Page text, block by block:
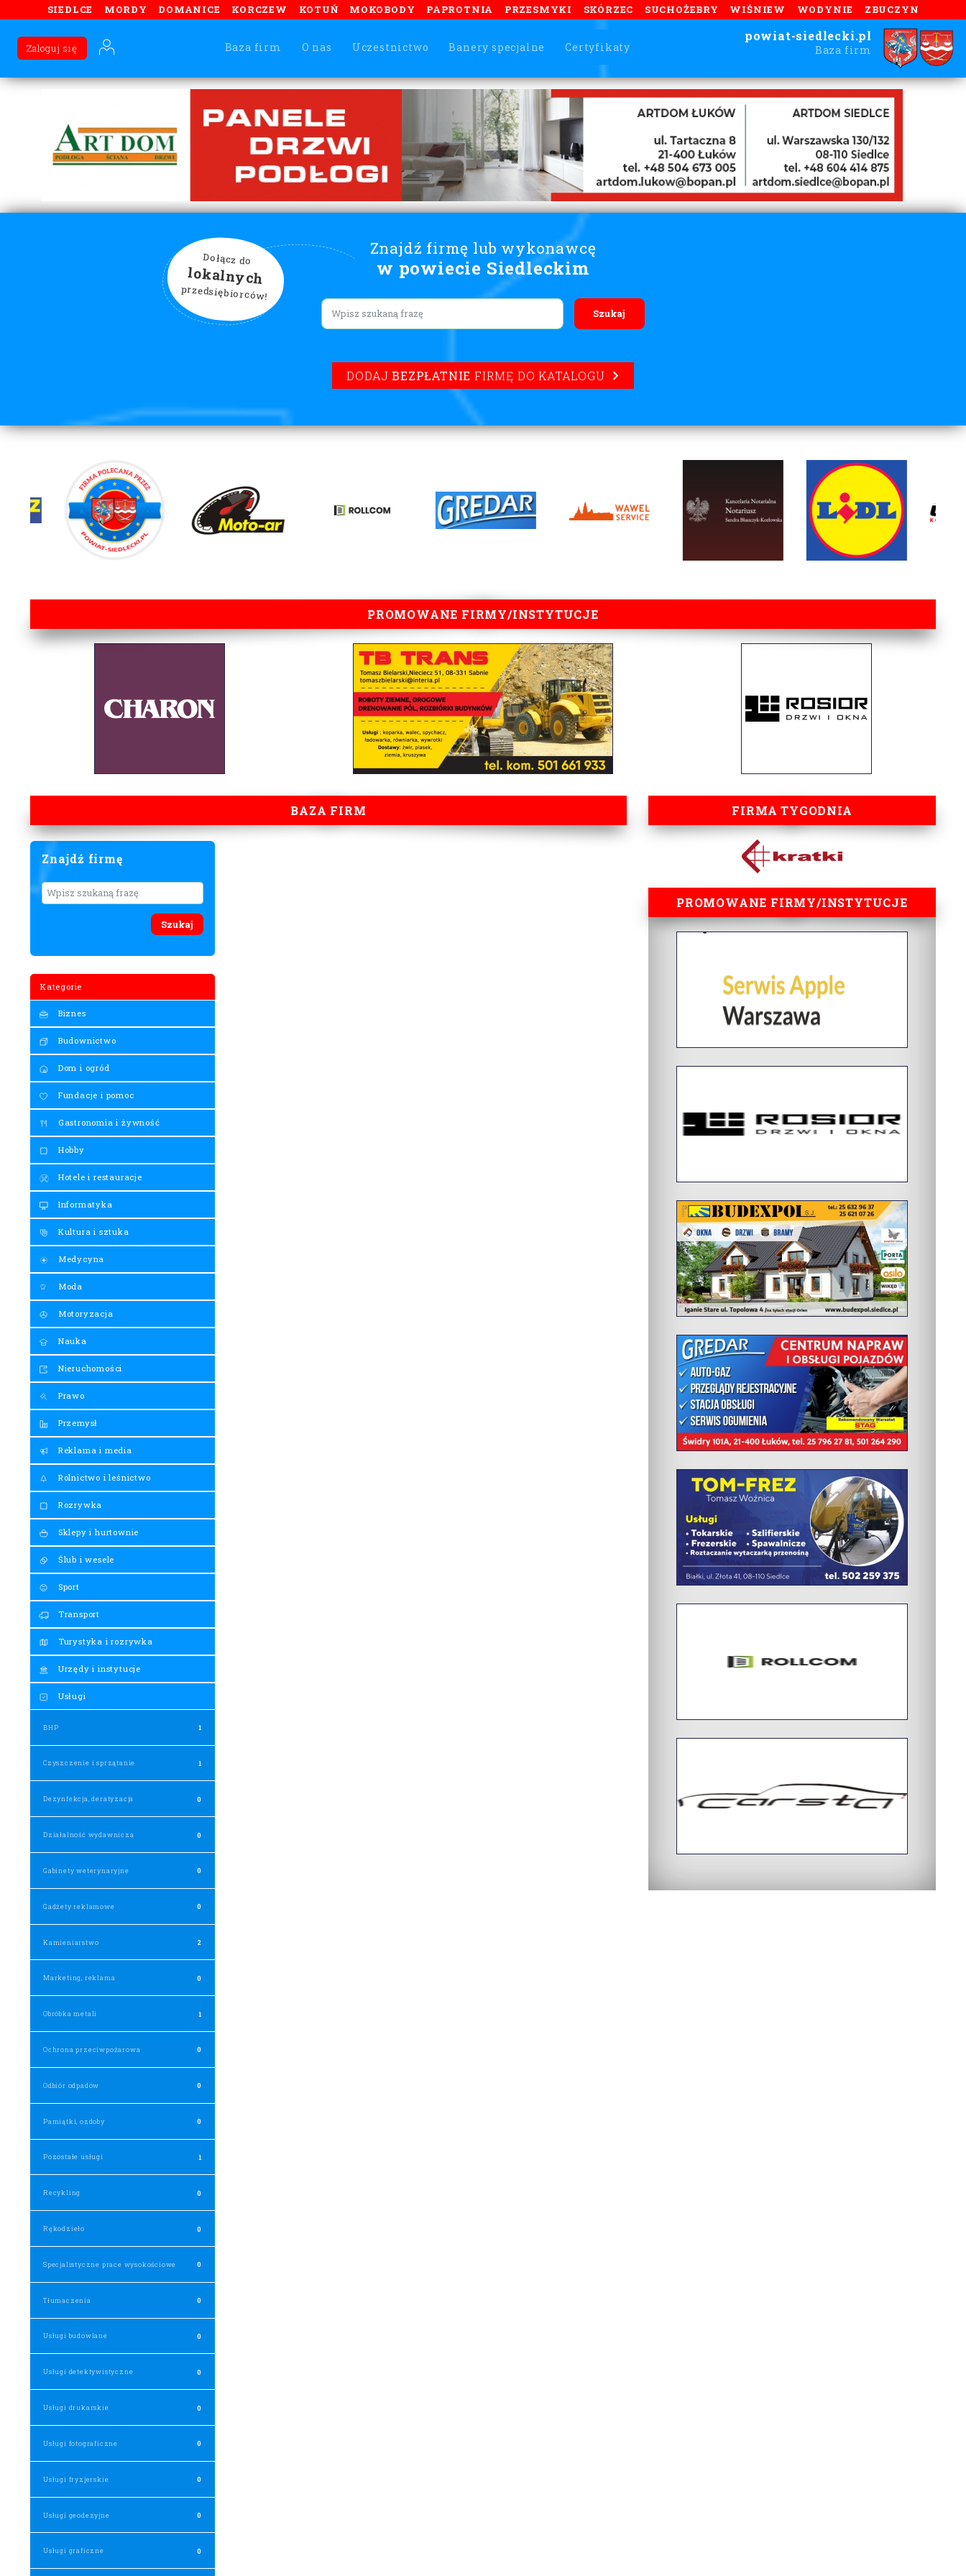
SIEDLCE MORDY DOMANICE KORCZEW KOTUŃ MOKOBODY PAPROTNIA PRZESMYKI SKÓRZEC SUCHOŻEBRY WIŚNIEW WODYNIE ZBUCZYN
Baza firm O nas Uczestnictwo Banery specjalne Certyfikaty
Zaloguj się
powiat-siedlecki.pl
Baza firm
Znajdź firmę lub wykonawcę
w powiecie Siedleckim
Dołącz do
lokalnych
przedsiębiorców!
Lorem ipsum
DODAJBEZPŁATNIE FIRMĘ DO KATALOGU
lorem ipsum
PROMOWANE FIRMY/INSTYTUCJE
BAZA FIRM
Znajdź firmę
Wyszukaj
Kategorie
Biznes
Budownictwo
Dom i ogród
Fundacje i pomoc
Gastronomia i żywność
Hobby
Hotele i restauracje
Informatyka
Kultura i sztuka
Medycyna
Moda
Motoryzacja
Nauka
Nieruchomości
Prawo
Przemysł
Reklama i media
Rolnictwo i leśnictwo
Rozrywka
Sklepy i hurtownie
Ślub i wesele
Sport
Transport
Turystyka i rozrywka
Urzędy i instytucje
Usługi
BHP 1
Czyszczenie i sprzątanie 1
Dezynfekcja, deratyzacja 0
Działalność wydawnicza 0
Gabinety weterynaryjne 0
Gadżety reklamowe 0
Kamieniarstwo 2
Marketing, reklama 0
Obróbka metali 1
Ochrona przeciwpożarowa 0
Odbiór odpadów 0
Pamiątki, ozdoby 0
Pozostałe usługi 1
Recykling 0
Rękodzieło 0
Specjalistyczne prace wysokościowe 0
Tłumaczenia 0
Usługi budowlane 0
Usługi detektywistyczne 0
Usługi drukarskie 0
Usługi fotograficzne 0
Usługi fryzjerskie 0
Usługi geodezyjne 0
Usługi graficzne 0
FIRMA TYGODNIA
PROMOWANE FIRMY/INSTYTUCJE